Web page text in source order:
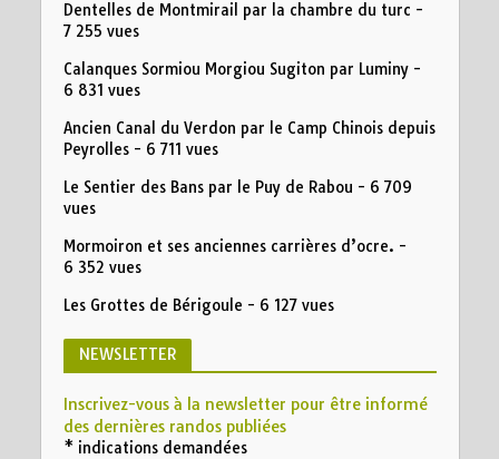
Dentelles de Montmirail par la chambre du turc -
7 255 vues
Calanques Sormiou Morgiou Sugiton par Luminy-
6 831 vues
Ancien Canal du Verdon par le Camp Chinois depuis
Peyrolles- 6 711 vues
Le Sentier des Bans par le Puy de Rabou - 6 709
vues
Mormoiron et ses anciennes carrières d’ocre. -
6 352 vues
Les Grottes de Bérigoule - 6 127 vues
NEWSLETTER
Inscrivez-vous à la newsletter pour être informé
des dernières randos publiées
* indications demandées